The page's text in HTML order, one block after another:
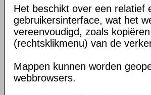
Het beschikt over een relatief
gebruikersinterface, wat het
vereenvoudigd, zoals
(rechtsklikmenu) van de
Mappen kunnen worden
webbrowsers.